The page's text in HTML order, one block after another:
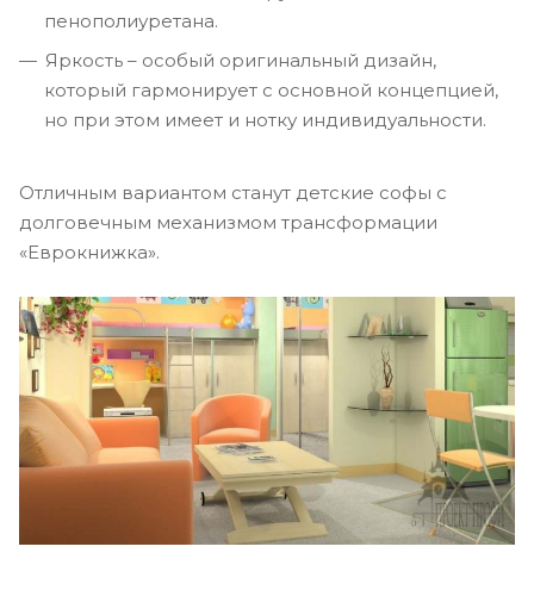
пенополиуретана.
Яркость – особый оригинальный дизайн,
который гармонирует с основной концепцией,
но при этом имеет и нотку индивидуальности.
Отличным вариантом станут детские софы с
долговечным механизмом трансформации
«Еврокнижка».